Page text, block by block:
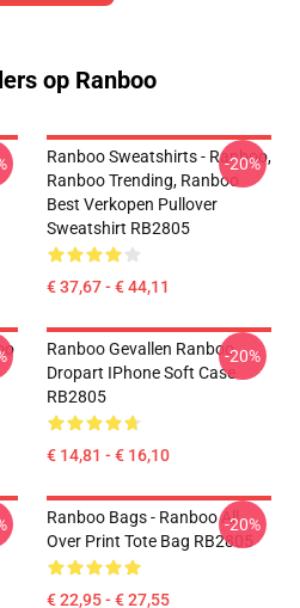
op Ranboo
Ranboo Sweatshirts - Ranboo,
Ranboo Trending, Ranboo
Best Verkopen Pullover
Sweatshirt RB2805
€ 37,67 - € 44,11
-20%
Ranboo Gevallen Ranboo
Dropart IPhone Soft Case
RB2805
€ 14,81 - € 16,10
-20%
Ranboo Bags - Ranboo All
Over Print Tote Bag RB2805
€ 22,95 - € 27,55
-20%